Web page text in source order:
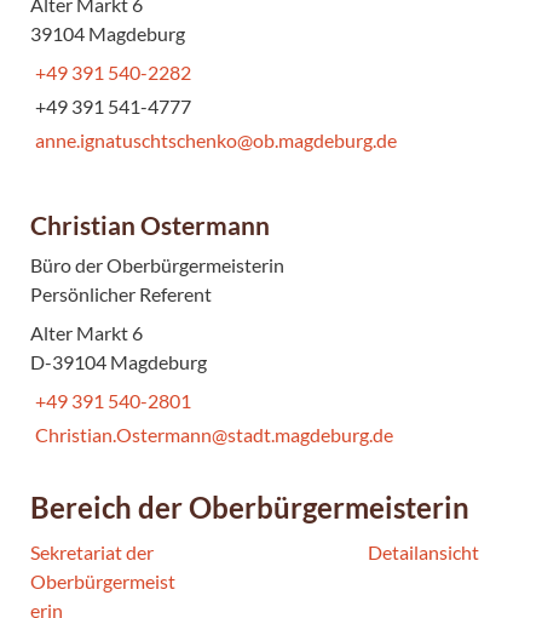
39104 Magdeburg
+49 391 540-2282
+49 391 541-4777
anne.ignatuschtschenko@ob.magdeburg.de
Christian Ostermann
Büro der Oberbürgermeisterin
Persönlicher Referent
Alter Markt 6
D-39104 Magdeburg
+49 391 540-2801
Christian.Ostermann@stadt.magdeburg.de
Bereich der Oberbürgermeisterin
Sekretariat der
Oberbürgermeist
erin
Detailansicht